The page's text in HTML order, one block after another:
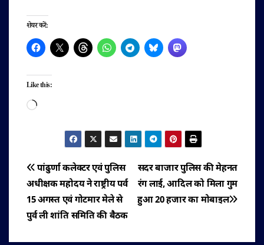
शेयर करें:
Like this:
Loading…
पोस्ट
नेविगेशन
सदर बाजार पुलिस की मेहनत
रंग लाई, आदिल को मिला गुम
हुआ 20 हजार का मोबाइल
पांढुर्णा कलेक्टर एवं पुलिस
अधीक्षक महोदय ने राष्ट्रीय पर्व
15 अगस्त एवं गोटमार मेले से
पुर्व ली शांति समिति की बैठक